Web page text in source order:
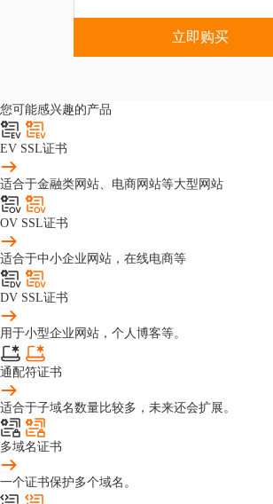
立即购买
您可能感兴趣的产品
EV SSL证书
适合于金融类网站、电商网站等大型网站
OV SSL证书
适合于中小企业网站，在线电商等
DV SSL证书
用于小型企业网站，个人博客等。
通配符证书
适合于子域名数量比较多，未来还会扩展。
多域名证书
一个证书保护多个域名。